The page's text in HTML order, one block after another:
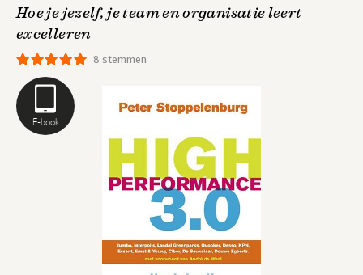
E-book
8 stemmen
Hoe je jezelf, je team en organisatie leert
excelleren